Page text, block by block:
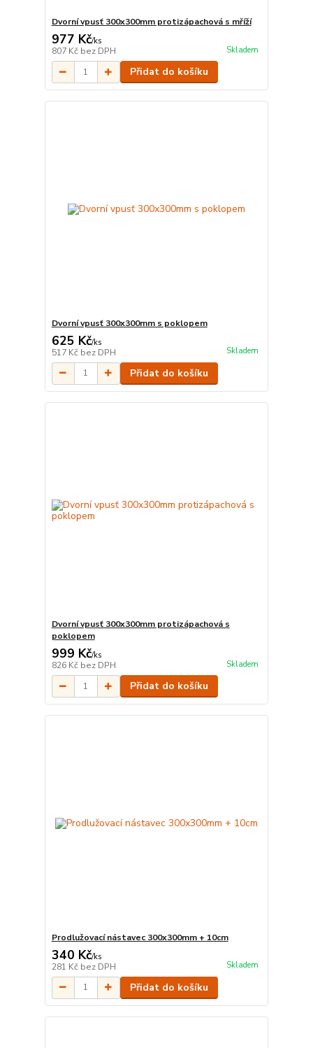
Dvorní vpusť 300x300mm protizápachová s mříží
977 Kč/ks
807 Kč bez DPH Skladem
Přidat do košíku
Dvorní vpusť 300x300mm s poklopem
625 Kč/ks
517 Kč bez DPH Skladem
Přidat do košíku
Dvorní vpusť 300x300mm protizápachová s
poklopem
999 Kč/ks
826 Kč bez DPH Skladem
Přidat do košíku
Prodlužovací nástavec 300x300mm + 10cm
340 Kč/ks
281 Kč bez DPH Skladem
Přidat do košíku